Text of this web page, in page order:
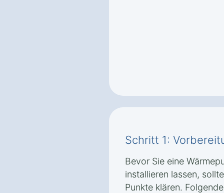
Schritt 1:
Bevor Sie eine
installieren lassen,
Punkte klären.